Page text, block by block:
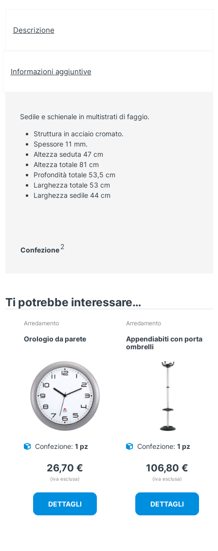
Descrizione
Informazioni aggiuntive
Sedile e schienale in multistrati di faggio.
Struttura in acciaio cromato.
Spessore 11 mm.
Altezza seduta 47 cm
Altezza totale 81 cm
Profondità totale 53,5 cm
Larghezza totale 53 cm
Larghezza sedile 44 cm
Confezione 2
Ti potrebbe interessare…
Arredamento
Orologio da parete
Confezione: 1 pz
26,70 €
(iva esclusa)
DETTAGLI
Arredamento
Appendiabiti con porta
ombrelli
Confezione: 1 pz
106,80 €
(iva esclusa)
DETTAGLI